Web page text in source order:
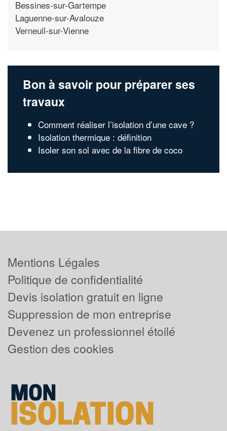
Bessines-sur-Gartempe
Laguenne-sur-Avalouze
Verneuil-sur-Vienne
Bon à savoir pour préparer ses
travaux
Comment réaliser l’isolation d’une cave ?
Isolation thermique : définition
Isoler son sol avec de la fibre de coco
Mentions Légales
Politique de confidentialité
Devis isolation gratuit en ligne
Suppression de mon entreprise
Devenez un professionnel étoilé
Gestion des cookies